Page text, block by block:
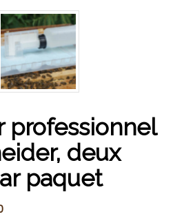
professionnel
deux
paquet
Le